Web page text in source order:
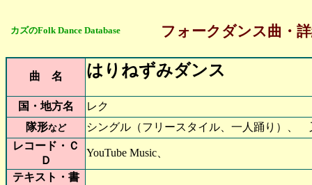
カズのFolk Dance Database フォークダンス曲・
曲 名 はりねずみダンス
国・地方名
レク
隊形など
シングル（フリースタイル、一人踊り）、
レコード・Ｃ
Ｄ
YouTube Music、
テキスト・書